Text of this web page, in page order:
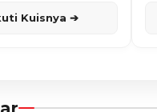
Kuisnya ➔